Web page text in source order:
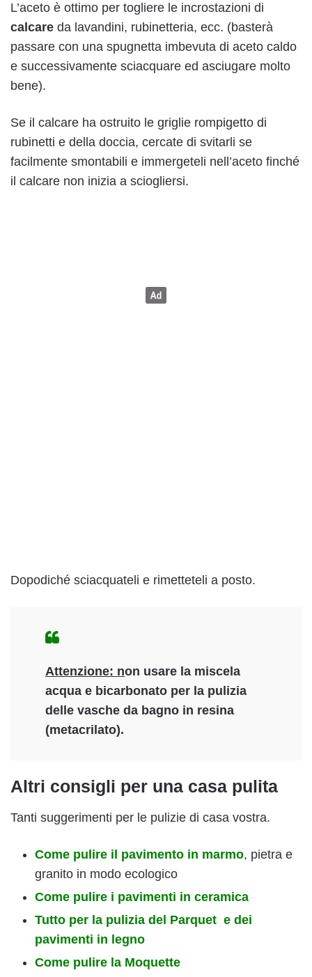
L’aceto è ottimo per togliere le incrostazioni di
calcare da lavandini, rubinetteria, ecc. (basterà
passare con una spugnetta imbevuta di aceto caldo
e successivamente sciacquare ed asciugare molto
bene).
Se il calcare ha ostruito le griglie rompigetto di
rubinetti e della doccia, cercate di svitarli se
facilmente smontabili e immergeteli nell’aceto finché
il calcare non inizia a sciogliersi.
Dopodiché sciacquateli e rimetteteli a posto.
Attenzione: non usare la miscela
acqua e bicarbonato per la pulizia
delle vasche da bagno in resina
(metacrilato).
Altri consigli per una casa pulita
Tanti suggerimenti per le pulizie di casa vostra.
Come pulire il pavimento in marmo, pietra e
granito in modo ecologico
Come pulire i pavimenti in ceramica
Tutto per la pulizia del Parquet e dei
pavimenti in legno
Come pulire la Moquette